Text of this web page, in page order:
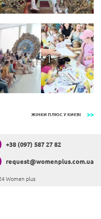
+1
ЖІНКИ ПЛЮС У КИЄВІ
Women plus
+38 (097) 587 27 82
request@womenplus.com.ua